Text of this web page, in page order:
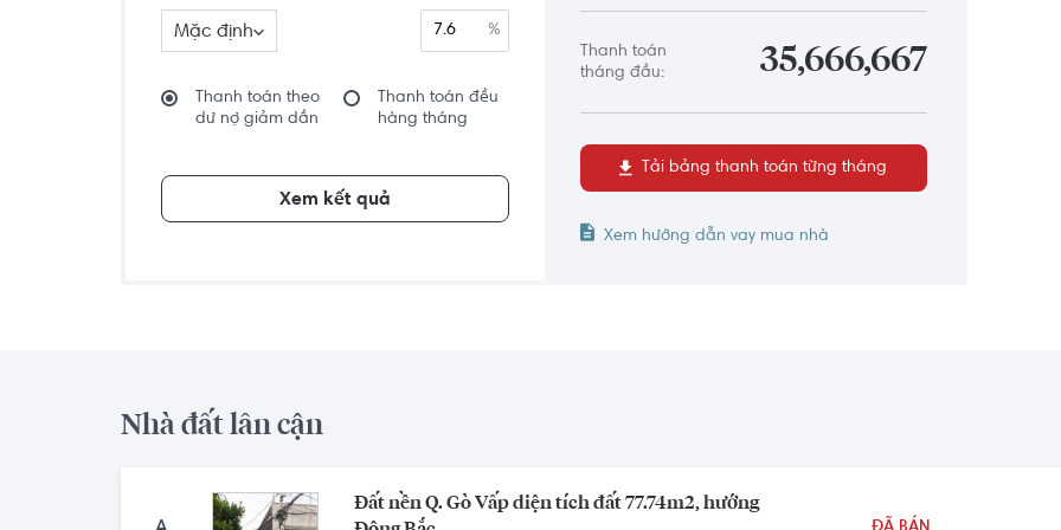
Mặc định %
Thanh toán theo
dư nợ giảm dần
Thanh toán đều
hàng tháng
Xem kết quả
Thanh toán
tháng đầu:
35,666,667
Tải bảng thanh toán từng tháng
Xem hướng dẫn vay mua nhà
Nhà đất lân cận
Đất nền Q. Gò Vấp diện tích đất 77.74m2, hướng